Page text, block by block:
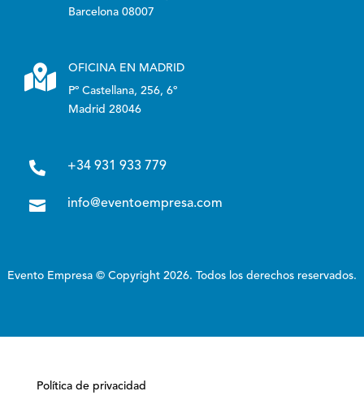
Barcelona 08007

OFICINA EN MADRID
Pº Castellana, 256, 6º
Madrid 28046
 +34 931 933 779
 info@eventoempresa.com
Evento Empresa © Copyright 2026. Todos los derechos reservados.
Política de privacidad